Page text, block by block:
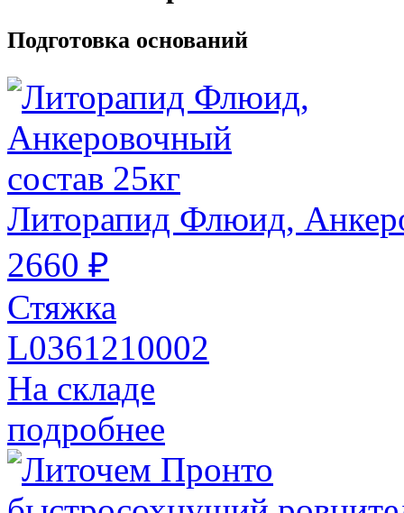
Подготовка оснований
Литорапид Флюид,
2660 ₽
Стяжка
L0361210002
На складе
подробнее